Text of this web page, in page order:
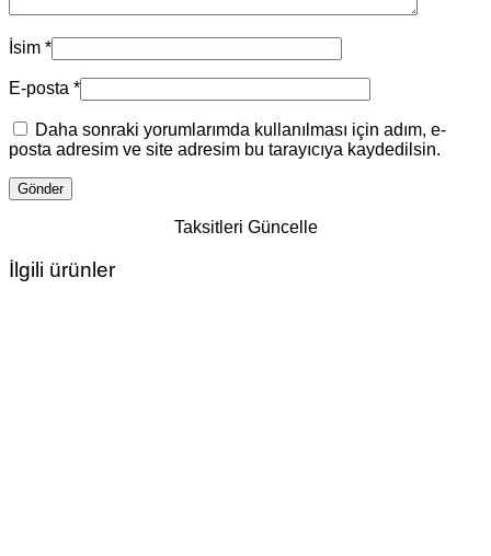
İsim *
E-posta *
Daha sonraki yorumlarımda kullanılması için adım, e-
posta adresim ve site adresim bu tarayıcıya kaydedilsin.
Taksitleri Güncelle
İlgili ürünler